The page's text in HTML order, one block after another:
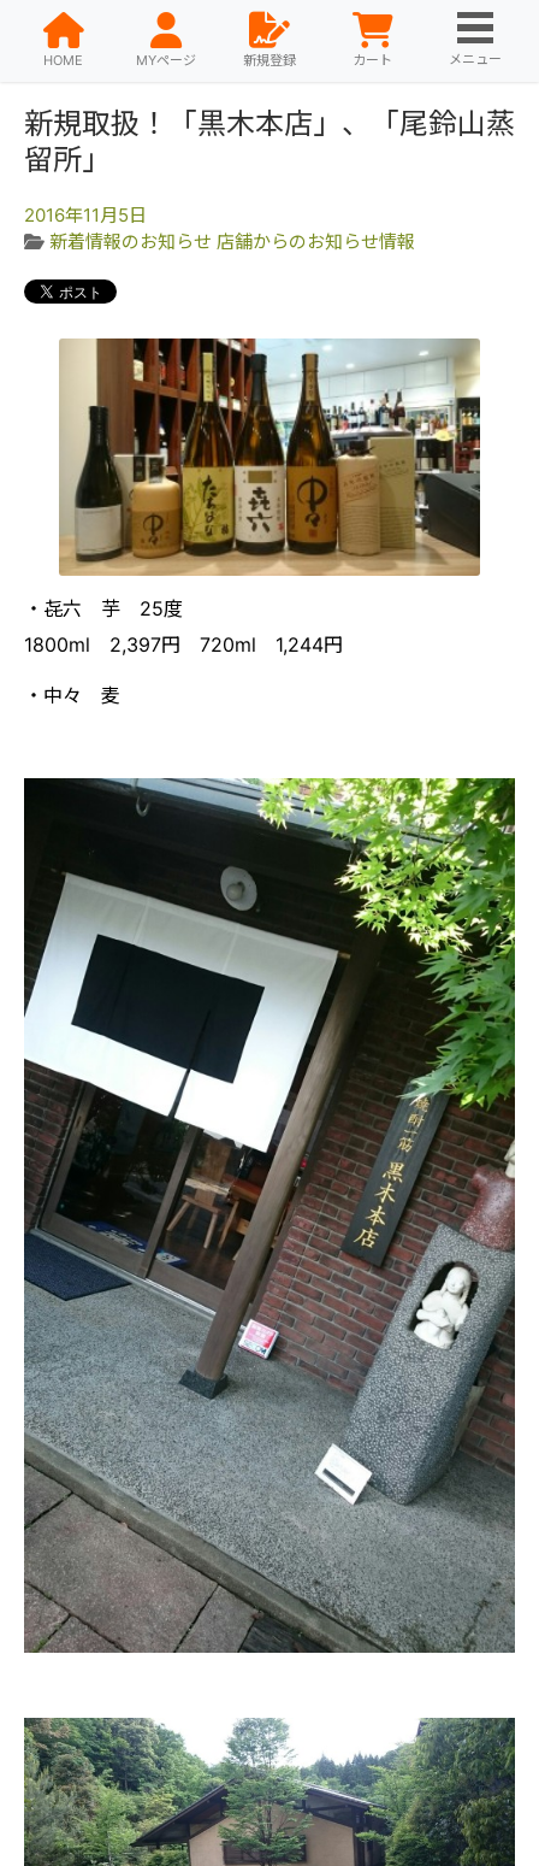
HOME MYページ 新規登録 カート メニュー
新規取扱！「黒木本店」、「尾鈴山蒸
留所」
2016年11月5日
新着情報のお知らせ 店舗からのお知らせ情報
・㐂六 芋 25度
1800ml 2,397円 720ml 1,244円
・中々 麦